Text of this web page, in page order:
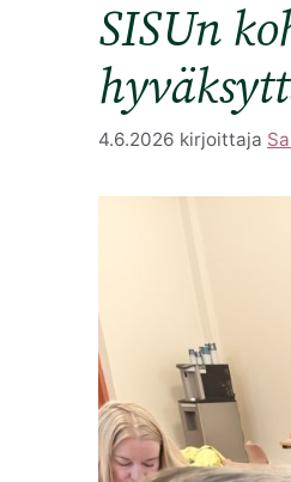
SISUn
4.6.2026 kirjoittaja